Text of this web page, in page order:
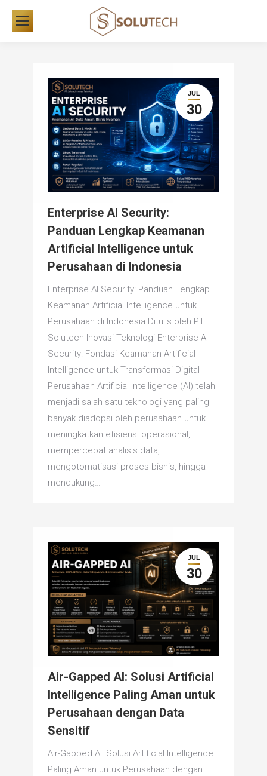
JUL
30
Enterprise AI Security:
Panduan Lengkap Keamanan
Artificial Intelligence untuk
Perusahaan di Indonesia
Enterprise AI Security: Panduan Lengkap
Keamanan Artificial Intelligence untuk
Perusahaan di Indonesia Ditulis oleh PT.
Solutech Inovasi Teknologi Enterprise AI
Security: Fondasi Keamanan Artificial
Intelligence untuk Transformasi Digital
Perusahaan Artificial Intelligence (AI) telah
menjadi salah satu teknologi yang paling
banyak diadopsi oleh perusahaan untuk
meningkatkan efisiensi operasional,
mempercepat analisis data,
mengotomatisasi proses bisnis, hingga
mendukung…
JUL
30
Air-Gapped AI: Solusi Artificial
Intelligence Paling Aman untuk
Perusahaan dengan Data
Sensitif
Air-Gapped AI: Solusi Artificial Intelligence
Paling Aman untuk Perusahaan dengan